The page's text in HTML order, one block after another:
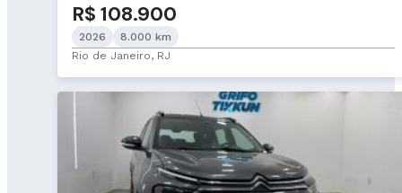
R$ 108.900
2026
8.000 km
Rio de Janeiro, RJ